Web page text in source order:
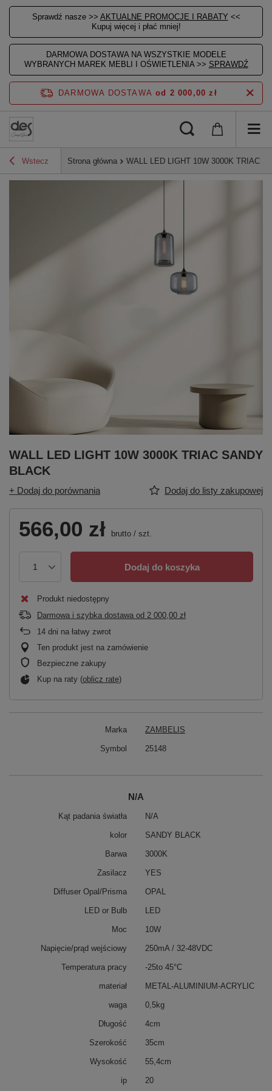
Sprawdź nasze >> AKTUALNE PROMOCJE I RABATY <<
Kupuj więcej i płać mniej!
DARMOWA DOSTAWA NA WSZYSTKIE MODELE
WYBRANYCH MAREK MEBLI I OŚWIETLENIA >> SPRAWDŹ
DARMOWA DOSTAWA od 2 000,00 zł
Wstecz Strona główna WALL LED LIGHT 10W 3000K TRIAC
WALL LED LIGHT 10W 3000K TRIAC SANDY
BLACK
+ Dodaj do porównania Dodaj do listy zakupowej
566,00 zł brutto / szt.
Dodaj do koszyka
Produkt niedostępny
Darmowa i szybka dostawa od 2 000,00 zł
14 dni na łatwy zwrot
Ten produkt jest na zamówienie
Bezpieczne zakupy
Kup na raty (oblicz ratę)
Marka ZAMBELIS
Symbol 25148
N/A
Kąt padania światła N/A
kolor SANDY BLACK
Barwa 3000K
Zasilacz YES
Diffuser Opal/Prisma OPAL
LED or Bulb LED
Moc 10W
Napięcie/prąd wejściowy 250mA / 32-48VDC
Temperatura pracy -25to 45°C
materiał METAL-ALUMINIUM-ACRYLIC
waga 0,5kg
Długość 4cm
Szerokość 35cm
Wysokość 55,4cm
ip 20